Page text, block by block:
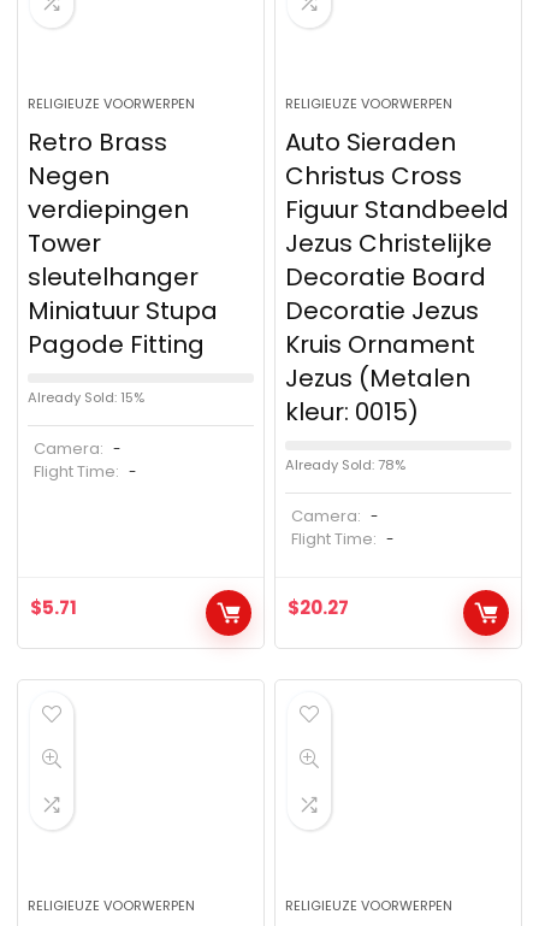
RELIGIEUZE VOORWERPEN
Retro Brass
Negen
verdiepingen
Tower
sleutelhanger
Miniatuur Stupa
Pagode Fitting
Already Sold: 15%
Camera: -
Flight Time: -
$5.71
RELIGIEUZE VOORWERPEN
Auto Sieraden
Christus Cross
Figuur Standbeeld
Jezus Christelijke
Decoratie Board
Decoratie Jezus
Kruis Ornament
Jezus (Metalen
kleur: 0015)
Already Sold: 78%
Camera: -
Flight Time: -
$20.27
RELIGIEUZE VOORWERPEN RELIGIEUZE VOORWERPEN